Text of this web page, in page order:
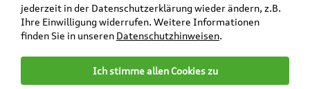
Marke wählen
Karosserieform wählen
jederzeit in der Datenschutzerklärung wieder ändern, z.B.
Ihre Einwilligung widerrufen. Weitere Informationen
finden Sie in unseren Datenschutzhinweisen.
Ich stimme allen Cookies zu